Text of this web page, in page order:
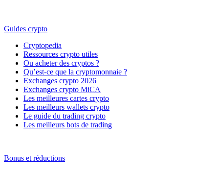
Guides crypto
Cryptopedia
Ressources crypto utiles
Ou acheter des cryptos ?
Qu’est-ce que la cryptomonnaie ?
Exchanges crypto 2026
Exchanges crypto MiCA
Les meilleures cartes crypto
Les meilleurs wallets crypto
Le guide du trading crypto
Les meilleurs bots de trading
Bonus et réductions